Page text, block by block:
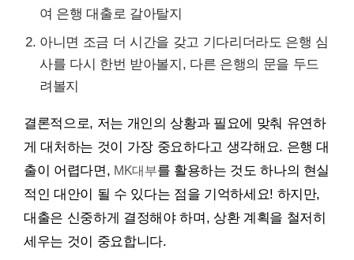
여 은행 대출로 갈아탈지
아니면 조금 더 시간을 갖고 기다리더라도 은행 심
사를 다시 한번 받아볼지, 다른 은행의 문을 두드
려볼지
결론적으로, 저는 개인의 상황과 필요에 맞춰 유연하
게 대처하는 것이 가장 중요하다고 생각해요. 은행 대
출이 어렵다면, MK대부를 활용하는 것도 하나의 현실
적인 대안이 될 수 있다는 점을 기억하세요! 하지만,
대출은 신중하게 결정해야 하며, 상환 계획을 철저히
세우는 것이 중요합니다.